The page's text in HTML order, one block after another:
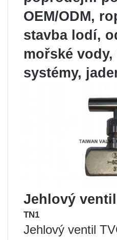
OEM/ODM,
stavba lodí,
mořské
systémy,
Jehlový ventil
TN1
Jehlový ventil